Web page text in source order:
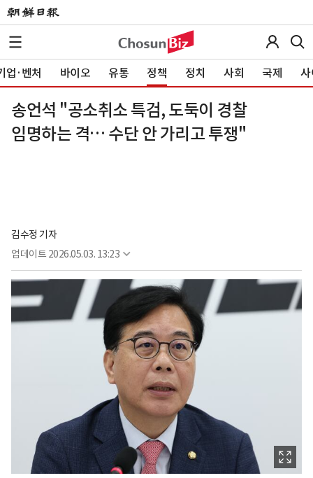
업·벤처 바이오 유통 정책 정치 사회 국제 사
송언석 "공소취소 특검, 도둑이 경찰
임명하는 격… 수단 안 가리고 투쟁"
김수정 기자
업데이트 2026.05.03. 13:23